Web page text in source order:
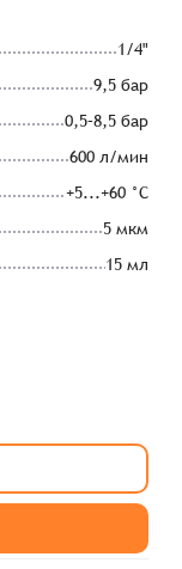
1/4"
9,5 бар
0,5–8,5 бар
600 л/мин
+5...+60 °C
5 мкм
15 мл